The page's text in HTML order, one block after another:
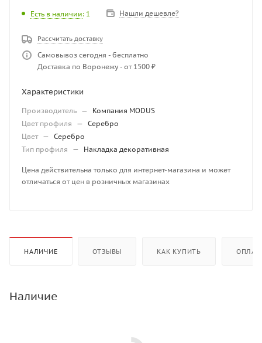
Есть в наличии: 1 Нашли дешевле?
Рассчитать доставку
Самовывоз сегодня - бесплатно
Доставка по Воронежу - от 1500 ₽
Характеристики
Производитель —
Компания MODUS
Цвет профиля
— Серебро
Цвет — Серебро
Тип профиля
— Накладка декоративная
Цена действительна только для интернет-магазина и может
отличаться от цен в розничных магазинах
НАЛИЧИЕ ОТЗЫВЫ КАК КУПИТЬ
Наличие